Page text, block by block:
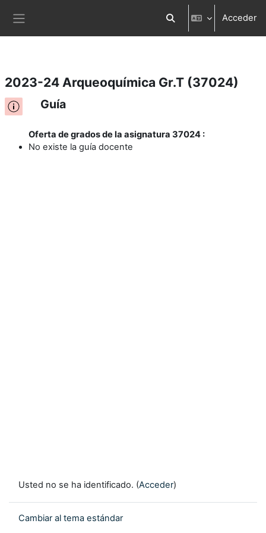
Salta al contenido principal Selector de búsqueda
Acceder
2023-24 Arqueoquímica Gr.T (37024)
Guía
Oferta de grados de la asignatura 37024 :
No existe la guía docente
Usted no se ha identificado. (Acceder)
Cambiar al tema estándar